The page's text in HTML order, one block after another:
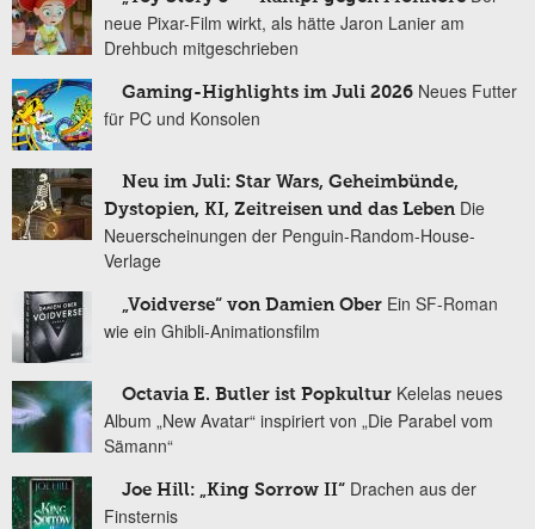
neue Pixar-Film wirkt, als hätte Jaron Lanier am
Drehbuch mitgeschrieben
Gaming-Highlights im Juli 2026 Neues Futter
für PC und Konsolen
Neu im Juli: Star Wars, Geheimbünde,
Dystopien, KI, Zeitreisen und das Leben Die
Neuerscheinungen der Penguin-Random-House-
Verlage
„Voidverse“ von Damien Ober Ein SF-Roman
wie ein Ghibli-Animationsfilm
Octavia E. Butler ist Popkultur Kelelas neues
Album „New Avatar“ inspiriert von „Die Parabel vom
Sämann“
Joe Hill: „King Sorrow II“ Drachen aus der
Finsternis